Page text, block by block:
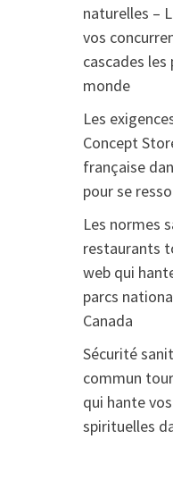
naturelles –
vos
cascades
monde
Les
Concept
française
pour se
Les normes
restaurants
web qui
parcs
Canada
Sécurité
commun
qui hante
spirituelles